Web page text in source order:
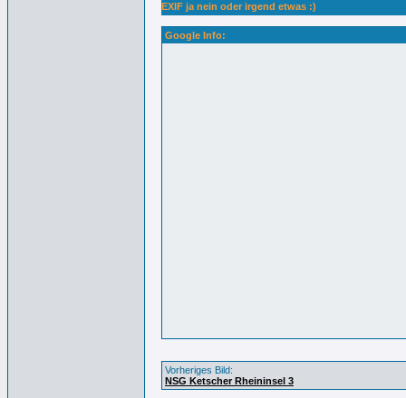
EXIF ja nein oder irgend etwas :)
Google Info:
Vorheriges Bild:
NSG Ketscher Rheininsel 3